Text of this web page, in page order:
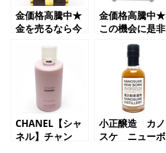
金価格高騰中★
金を売るなら今
んてい局】【三
軒茶屋店】
金価格高騰中★
この機会に是非
お売りください
♪【質】【かんて
い局】【三軒茶
CHANEL【シャ
ネル】チャン
小正醸造 カノ
スケ ニューボ